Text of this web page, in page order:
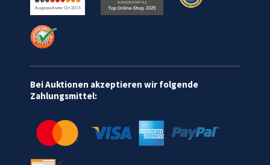
Bei Auktionen akzeptieren wir folgende
Zahlungsmittel: